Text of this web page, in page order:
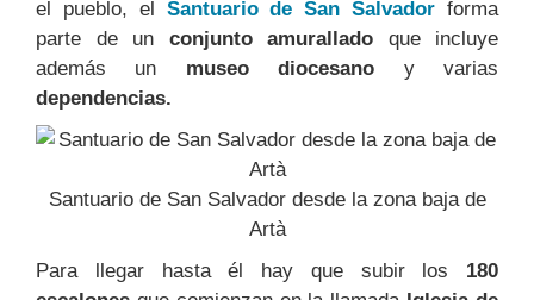
el pueblo, el Santuario de San Salvador forma
parte de un conjunto amurallado que incluye
además un museo diocesano y varias
dependencias.
Santuario de San Salvador desde la zona baja de
Artà
Para llegar hasta él hay que subir los 180